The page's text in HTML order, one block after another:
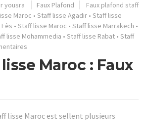
yousra Faux Plafond
Faux plafond staff
Maroc • Staff lisse Agadir • Staff lisse
• Staff lisse Maroc • Staff lisse Marrakech •
lisse Mohammedia • Staff lisse Rabat • Staff
Maroc : Faux
lisse Maroc est sellent plusieurs